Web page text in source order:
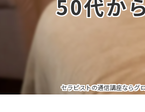
ベビー・腸もみコース
50代か
セラピストの通信講座ならグ